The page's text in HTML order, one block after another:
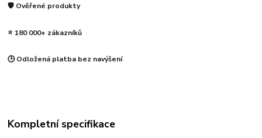
🛡️ Ověřené produkty
⭐ 180 000+ zákazníků
🕒 Odložená platba bez navýšení
Kompletní specifikace